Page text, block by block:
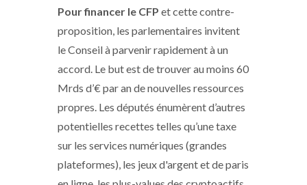
Pour financer le CFP et cette contre-
proposition, les parlementaires invitent
le Conseil à parvenir rapidement à un
accord. Le but est de trouver au moins 60
Mrds d’€ par an de nouvelles ressources
propres. Les députés énumèrent d’autres
potentielles recettes telles qu’une taxe
sur les services numériques (grandes
plateformes), les jeux d'argent et de paris